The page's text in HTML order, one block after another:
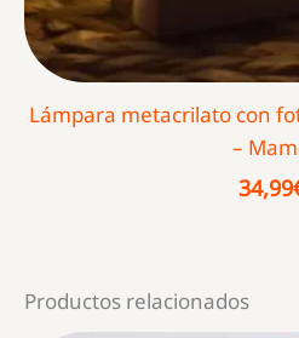
Lámpara metacrilato con
–
34,99
Productos relacionados